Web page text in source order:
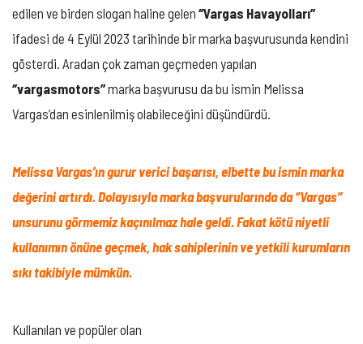
edilen ve birden slogan haline gelen ‘’Vargas Havayolları’’
ifadesi de 4 Eylül 2023 tarihinde bir marka başvurusunda kendini
gösterdi. Aradan çok zaman geçmeden yapılan
‘’vargasmotors’’marka başvurusu da bu ismin Melissa
Vargas’dan esinlenilmiş olabileceğini düşündürdü.
Melissa Vargas’ın gurur verici başarısı, elbette bu ismin marka
değerini artırdı. Dolayısıyla marka başvurularında da ‘’Vargas’’
unsurunu görmemiz kaçınılmaz hale geldi. Fakat kötü niyetli
kullanımın önüne geçmek, hak sahiplerinin ve yetkili kurumların
sıkı takibiyle mümkün.
Kullanılan ve popüler olan